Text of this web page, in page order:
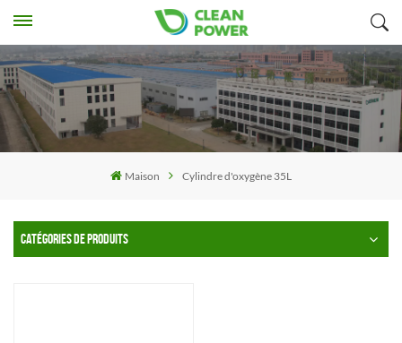
Maison Cylindre d'oxygène 35L
CATÉGORIES DE PRODUITS